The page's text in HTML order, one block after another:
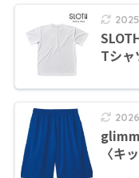
Tシャ
〈キ